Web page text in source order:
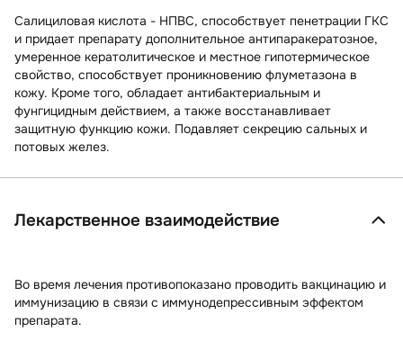
Салициловая кислота - НПВС, способствует пенетрации ГКС
и придает препарату дополнительное антипаракератозное,
умеренное кератолитическое и местное гипотермическое
свойство, способствует проникновению флуметазона в
кожу. Кроме того, обладает антибактериальным и
фунгицидным действием, а также восстанавливает
защитную функцию кожи. Подавляет секрецию сальных и
потовых желез.
Лекарственное взаимодействие
Во время лечения противопоказано проводить вакцинацию и
иммунизацию в связи с иммунодепрессивным эффектом
препарата.